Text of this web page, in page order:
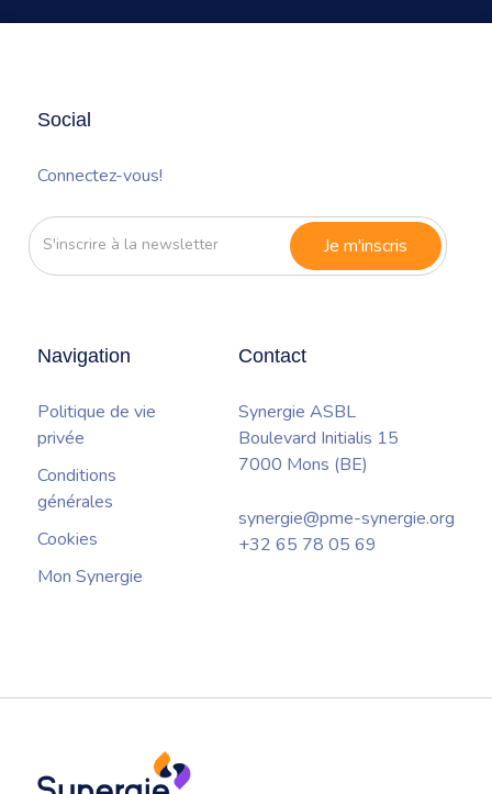
Navigation
Politique de vie
privée
Conditions
générales
Cookies
Mon Synergie
Social
Connectez-vous!
S'inscrire
à
Contact
Synergie ASBL
Boulevard Initialis 15
7000 Mons (BE)
synergie@pme-synergie.org
+32 65 78 05 69